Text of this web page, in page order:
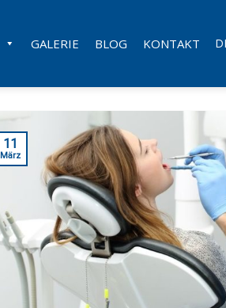
GALERIE BLOG KONTAKT
11
März